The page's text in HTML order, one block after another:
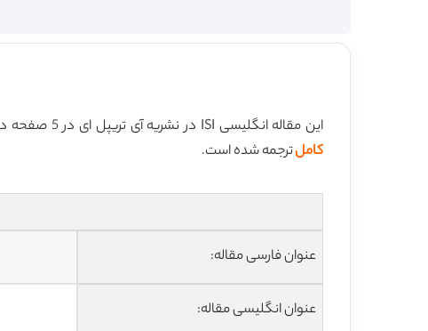
این مقاله انگلیسی ISI در نشریه آی تریپل ای در 5 صفحه در سال 2017 منتشر شده و ترجمه آن 14 صفحه میباشد. کیفیت ترجمه این مقاله ویژه – طلایی
کاملترجمه شده است.
عنوان فارسی مقاله:
عنوان انگلیسی مقاله: